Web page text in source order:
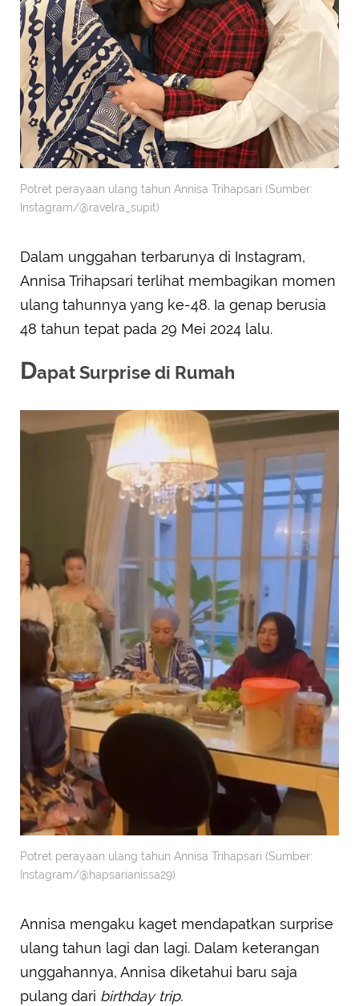
Potret perayaan ulang tahun Annisa Trihapsari (Sumber:
Instagram/@ravelra_supit)
Dalam unggahan terbarunya di Instagram,
Annisa Trihapsari terlihat membagikan momen
ulang tahunnya yang ke-48. Ia genap berusia
48 tahun tepat pada 29 Mei 2024 lalu.
Dapat Surprise di Rumah
Potret perayaan ulang tahun Annisa Trihapsari (Sumber:
Instagram/@hapsarianissa29)
Annisa mengaku kaget mendapatkan surprise
ulang tahun lagi dan lagi. Dalam keterangan
unggahannya, Annisa diketahui baru saja
pulang dari birthday trip.